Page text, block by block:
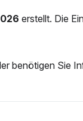
erstellt. Die
benötigen Sie